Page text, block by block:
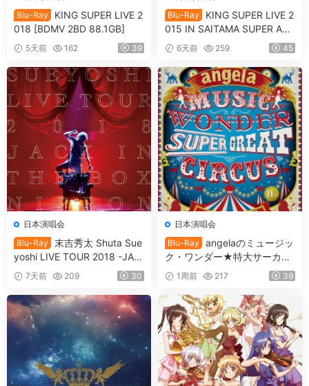
Blu-Ray
KING SUPER LIVE 2
018 [BDMV 2BD 88.1GB]
5天前 162 39
Blu-Ray
KING SUPER LIVE 2
015 IN SAITAMA SUPER ARE
NA [BDMV 90.9GB]
6天前 259 45
日本演唱会
Blu-Ray
末吉秀太 Shuta Sue
yoshi LIVE TOUR 2018 -JAC
K IN THE BOX -NIPPON BU
DOKAN [BDMV 36.7GB]
7天前 209 30
日本演唱会
Blu-Ray
angelaのミュージッ
ク・ワンダー★特大サーカス
in 日本武道館 ～僕等は目指し
たShangri-La～ 2017 [BDMV
2BD 78.1GB]
1周前 217 39